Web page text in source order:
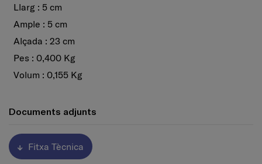
Llarg : 5 cm
Ample : 5 cm
Alçada : 23 cm
Pes : 0,400 Kg
Volum : 0,155 Kg
Documents adjunts
Fitxa Tècnica